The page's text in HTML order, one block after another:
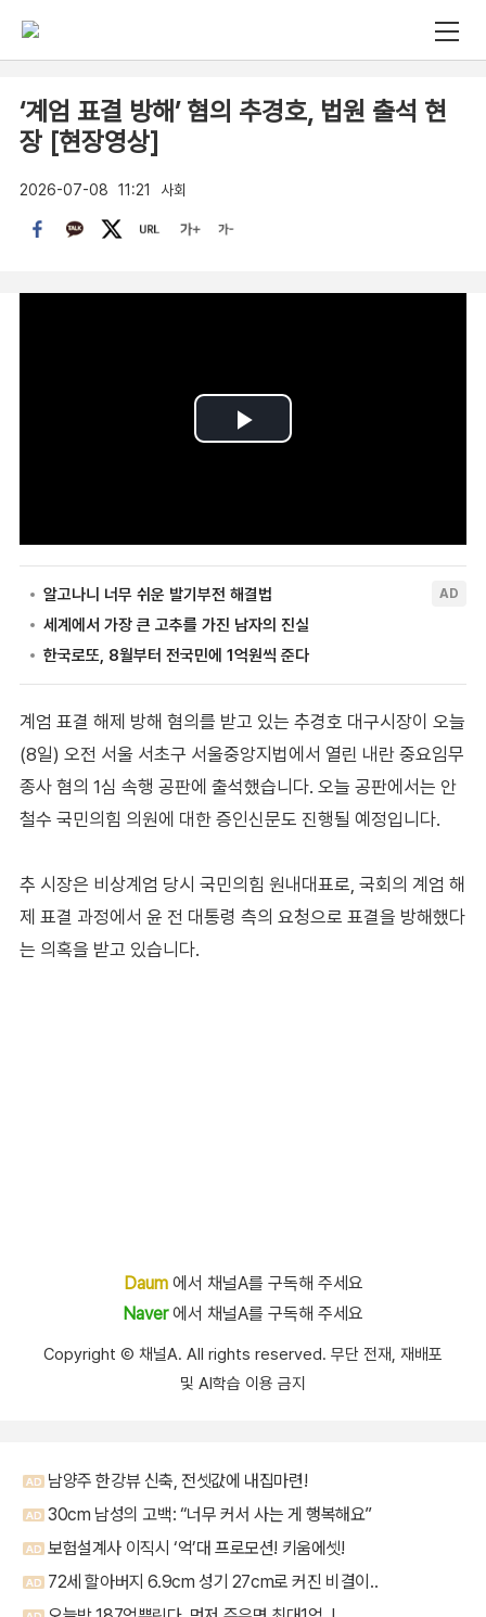
‘계엄 표결 방해’ 혐의 추경호, 법원 출석 현
장 [현장영상]
2026-07-08 11:21 사회
계엄 표결 해제 방해 혐의를 받고 있는 추경호 대구시장이 오늘
(8일) 오전 서울 서초구 서울중앙지법에서 열린 내란 중요임무
종사 혐의 1심 속행 공판에 출석했습니다. 오늘 공판에서는 안
철수 국민의힘 의원에 대한 증인신문도 진행될 예정입니다.
추 시장은 비상계엄 당시 국민의힘 원내대표로, 국회의 계엄 해
제 표결 과정에서 윤 전 대통령 측의 요청으로 표결을 방해했다
는 의혹을 받고 있습니다.
Daum에서 채널A를 구독해 주세요
Naver에서 채널A를 구독해 주세요
Copyright Ⓒ 채널A. All rights reserved. 무단 전재, 재배포
및 AI학습 이용 금지